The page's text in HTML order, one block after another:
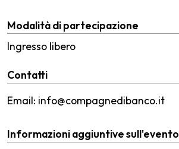
Modalità di partecipazione
Ingresso libero
Contatti
Email: info@compagnedibanco.it
Informazioni aggiuntive sull'evento